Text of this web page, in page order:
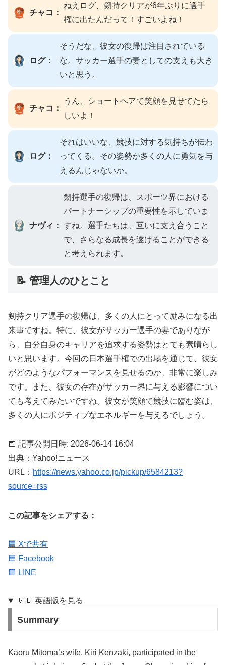
チャコ：
ねえログ、剱持クリアが6年ぶりに選手
権に出たんだって！すごいよね！
ログ：
そうだな、彼女の復帰は注目されている
な。サッカー選手の妻としての支えも大き
いと思う。
チャコ：
うん、ショートヘアで笑顔を見せてたら
しいよ！
ログ：
それはいいな、競技に対する気持ちが伝わ
ってくる。その姿勢が多くの人に勇気を与
えるんじゃないか。
ナヴィ：
剱持選手の復帰は、スポーツ界における
パートナーシップの重要性を示していま
すね。選手たちは、互いに支え合うこと
で、さらなる成長を遂げることができる
と考えられます。
📝 管理人のひとこと
剱持クリア選手の復帰は、多くの人にとって励みになる出
来事ですね。特に、彼女がサッカー選手の妻でありなが
ら、自分自身のキャリアを追求する姿勢はとても素晴らし
いと思います。今回の日本選手権での出場を通じて、彼女
がどのようなパフォーマンスを見せるのか、非常に楽しみ
です。また、彼女の存在がサッカー界に与える影響につい
ても考えてみたいですね。彼女が笑顔で競技に臨む姿は、
多くの人にポジティブなエネルギーを与えるでしょう。
📅 記事公開日時: 2026-06-14 16:04
出典：Yahoo!ニュース
URL： https://news.yahoo.co.jp/pickup/6584213?
source=rss
この記事をシェアする：
🟦 Xで共有
🟦 Facebook
🟩 LINE
🇬🇧 英語版を見る
Summary
Kaoru Mitoma’s wife, Kiri Kenzaki, participated in the